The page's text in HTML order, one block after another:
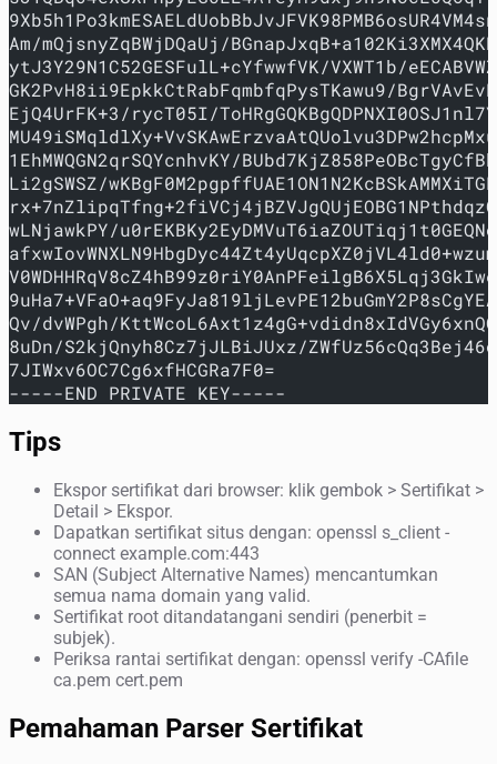
Am/mQjsnyZqBWjDQaUj/
ytJ3Y29N1C52GESFulL+cYfwwfVK/VXWT1b/
GK2PvH8ii9EpkkCtRabFqmbfqPysTKawu9/
EjQ4UrFK+3/rycT05I/
1EhMWQGN2qrSQYcnhvKY/
Li2gSWSZ/
wLNjawkPY/
Qv/dvWPgh/
8uDn/S2kjQnyh8Cz7jJLBiJUxz/
7JIWxv6OC7Cg6xfHCGRa7F0=
-----END PRIVATE KEY-----
Tips
Ekspor sertifikat dari browser: klik gembok > Sertifikat >
Detail > Ekspor.
Dapatkan sertifikat situs dengan: openssl s_client -
connect example.com:443
SAN (Subject Alternative Names) mencantumkan
semua nama domain yang valid.
Sertifikat root ditandatangani sendiri (penerbit =
subjek).
Periksa rantai sertifikat dengan: openssl verify -CAfile
ca.pem cert.pem
Pemahaman Parser Sertifikat